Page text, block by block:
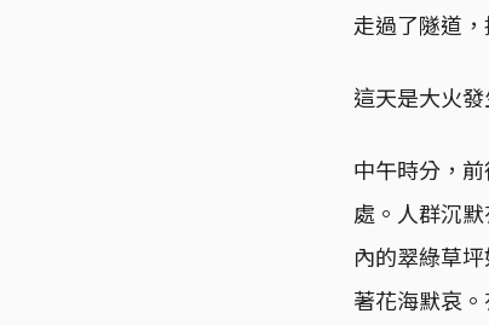
走過了隧道
這天是大火
中午時分，
處。人群沉
內的翠綠草
著花海默哀